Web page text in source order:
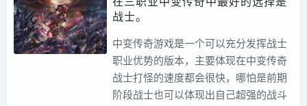
战士。
中变传奇游戏是一个可以充分发挥战士
职业优势的版本，主要体现在中变传奇
战士打怪的速度都会很快，哪怕是前期
阶段战士也可以体现出自己超强的战斗